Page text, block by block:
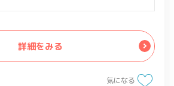
詳細をみる
気になる